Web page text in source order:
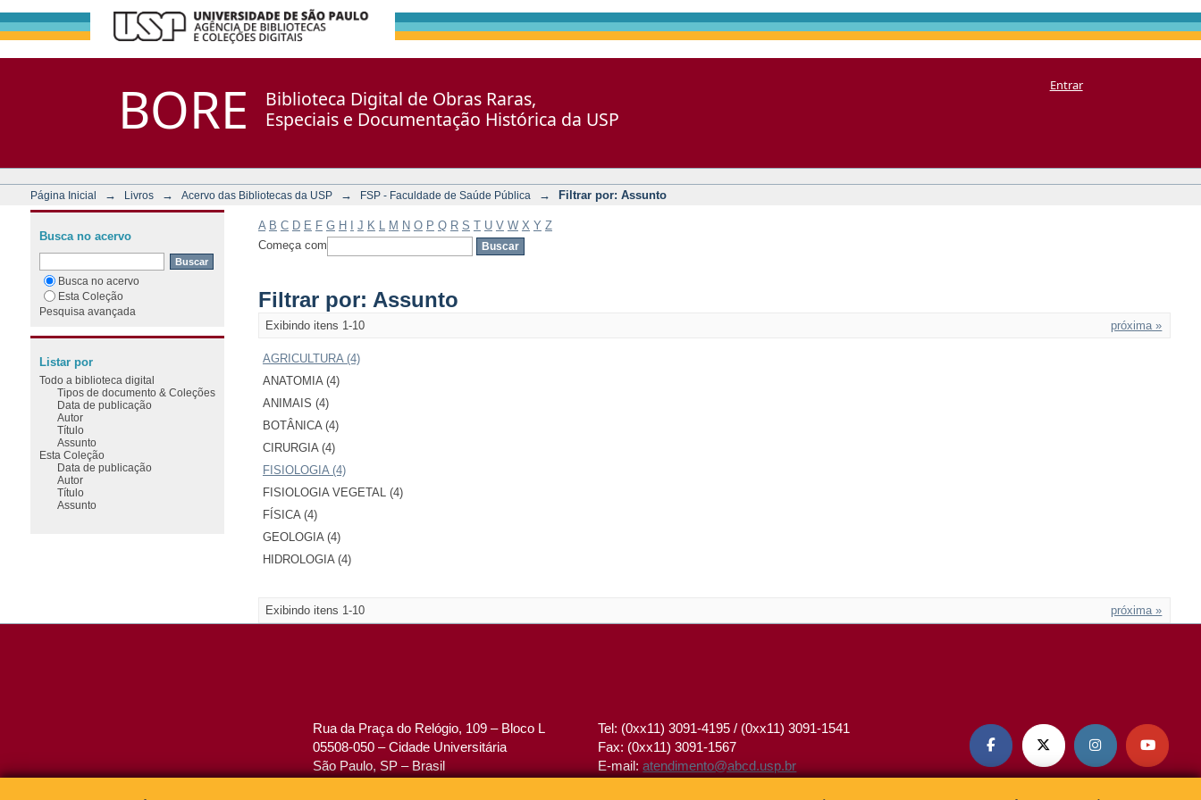
BORE
Biblioteca Digital de Obras Raras,
Especiais e Documentação Histórica da USP
Entrar
Página Inicial → Livros → Acervo das Bibliotecas da USP → FSP - Faculdade de Saúde Pública → Filtrar por: Assunto
A B C D E F G H J K M N O P Q R S T U V W X Y Z
Começa com
Filtrar por: Assunto
Exibindo itens 1-10 próxima »
AGRICULTURA (4)
ANATOMIA (4)
ANIMAIS (4)
BOTÂNICA (4)
CIRURGIA (4)
FISIOLOGIA (4)
FISIOLOGIA VEGETAL (4)
FÍSICA (4)
GEOLOGIA (4)
HIDROLOGIA (4)
Exibindo itens 1-10 próxima »
Busca no acervo
Busca no acervo
Esta Coleção
Pesquisa avançada
Listar por
Todo a biblioteca digital
Tipos de documento & Coleções
Data de publicação
Autor
Título
Assunto
Esta Coleção
Data de publicação
Autor
Título
Assunto
Rua da Praça do Relógio, 109 – Bloco L
05508-050 – Cidade Universitária
São Paulo, SP – Brasil
Tel: (0xx11) 3091-4195 / (0xx11) 3091-1541
Fax: (0xx11) 3091-1567
E-mail:atendimento@abcd.usp.br
   